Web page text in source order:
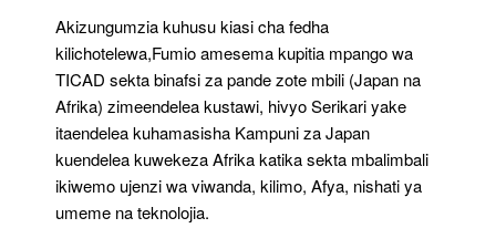
Akizungumzia kuhusu kiasi cha fedha
kilichotelewa,Fumio amesema kupitia mpango wa
TICAD sekta binafsi za pande zote mbili (Japan na
Afrika) zimeendelea kustawi, hivyo Serikari yake
itaendelea kuhamasisha Kampuni za Japan
kuendelea kuwekeza Afrika katika sekta mbalimbali
ikiwemo ujenzi wa viwanda, kilimo, Afya, nishati ya
umeme na teknolojia.